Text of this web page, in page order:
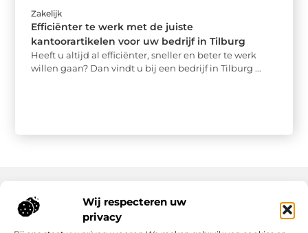
Wij respecteren uw
privacy
Zakelijk
Efficiënter te werk met de juiste
kantoorartikelen voor uw bedrijf in Tilburg
Heeft u altijd al efficiënter, sneller en beter te werk
willen gaan? Dan vindt u bij een bedrijf in Tilburg ...
Onze informatie